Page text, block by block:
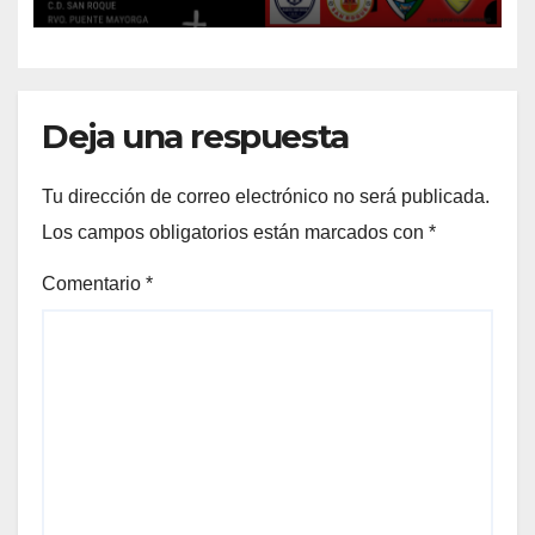
Deja una respuesta
Tu dirección de correo electrónico no será publicada.
Los campos obligatorios están marcados con *
Comentario *